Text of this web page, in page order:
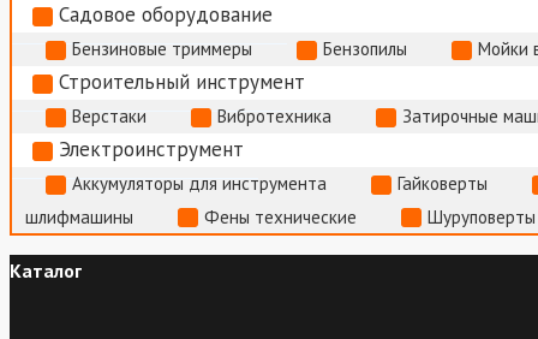
Садовое оборудование
Бензиновые триммеры Бензопилы Мойки
Строительный инструмент
Верстаки Вибротехника Затирочные
Электроинструмент
Аккумуляторы для инструмента
Гайковерты
шлифмашины
Фены технические
Каталог